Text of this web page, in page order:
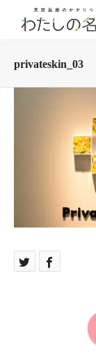
privateskin_03